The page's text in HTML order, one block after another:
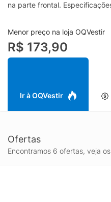
na parte frontal.
mão.Composição: 100%
Jeans
Menor preço na loja OQVestir
R$ 173,90
Ir à OQVestir
Ofertas
Encontramos 6 ofertas, veja